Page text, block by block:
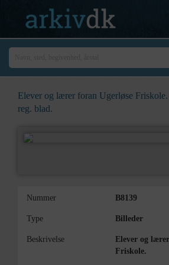
Elever og lærer foran Ugerløse Friskole.
reg. blad.
Nummer B8139
Type Billeder
Beskrivelse
Elever og
Friskole.